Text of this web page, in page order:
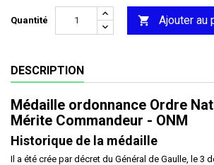
Quantité  Ajouter au
DESCRIPTION
Médaille ordonnance Ordre
Mérite Commandeur - ONM
Historique de la médaille
Il a été crée par décret du Général de Gaulle, le 3